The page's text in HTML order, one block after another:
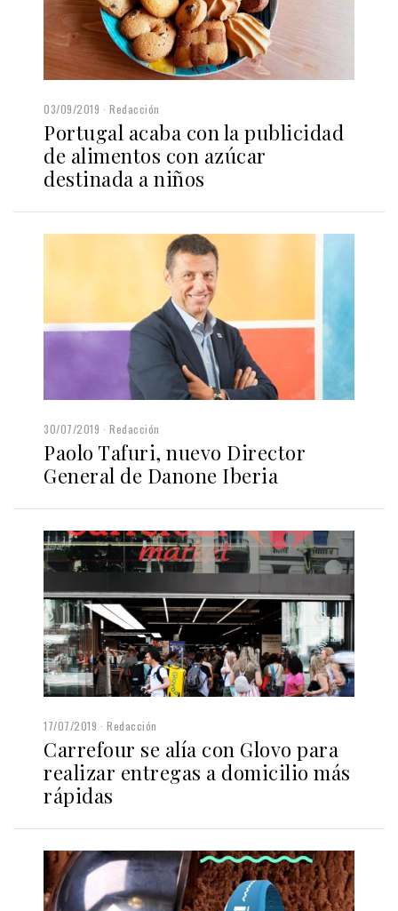
03/09/2019 Redacción
Portugal acaba con la publicidad
de alimentos con azúcar
destinada a niños
30/07/2019 Redacción
Paolo Tafuri, nuevo Director
General de Danone Iberia
17/07/2019 Redacción
Carrefour se alía con Glovo para
realizar entregas a domicilio más
rápidas